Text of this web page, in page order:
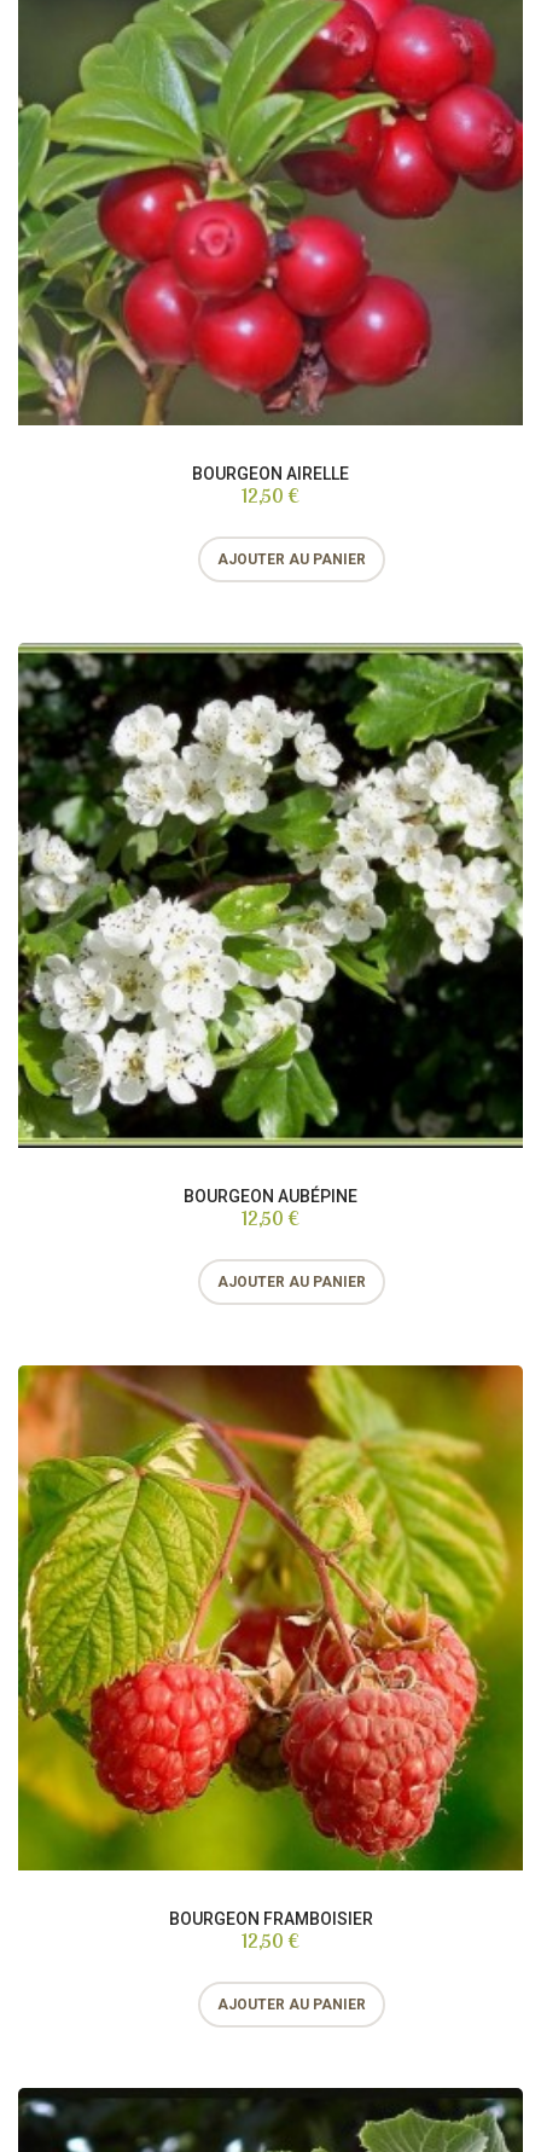
BOURGEON AIRELLE
12,50 €
AJOUTER AU PANIER
BOURGEON AUBÉPINE
12,50 €
AJOUTER AU PANIER
BOURGEON FRAMBOISIER
12,50 €
AJOUTER AU PANIER